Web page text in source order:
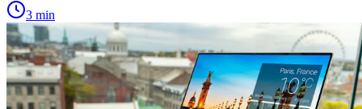
3 min